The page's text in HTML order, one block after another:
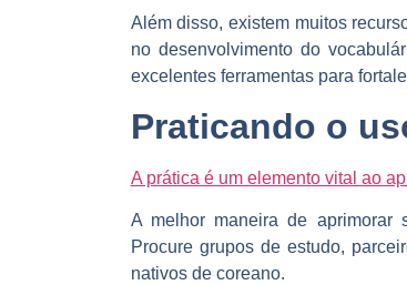
Além disso, existem muitos
no desenvolvimento do
excelentes ferramentas para
Praticando o
A prática é um elemento vital ao
A melhor maneira de aprimorar
Procure grupos de estudo,
nativos de coreano.